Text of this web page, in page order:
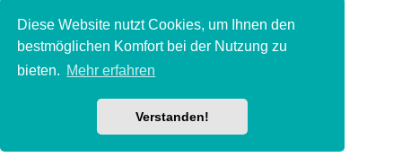
Diese Website nutzt Cookies, um Ihnen den
bestmöglichen Komfort bei der Nutzung zu
bieten. Mehr erfahren
Verstanden!